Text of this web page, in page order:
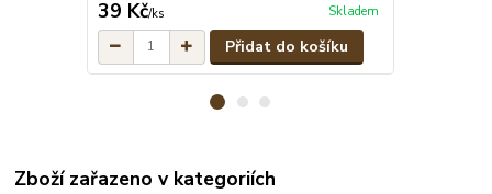
39 Kč/ks Skladem
Přidat do košíku
Zboží zařazeno v kategoriích